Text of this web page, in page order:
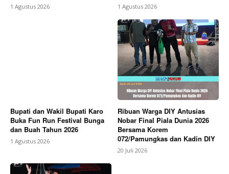
1 Agustus 2026 1 Agustus 2026
Bupati dan Wakil Bupati Karo
Buka Fun Run Festival Bunga
dan Buah Tahun 2026
1 Agustus 2026
Ribuan Warga DIY Antusias
Nobar Final Piala Dunia 2026
Bersama Korem
072/Pamungkas dan Kadin DIY
20 Juli 2026